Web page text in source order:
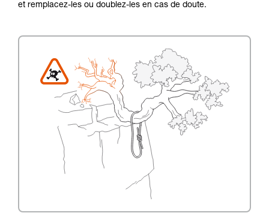
et remplacez-les ou doublez-les en cas de doute.